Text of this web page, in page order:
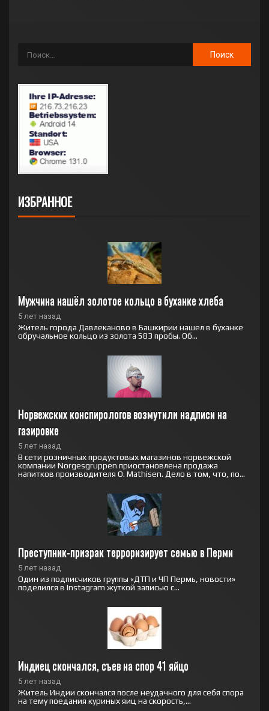
ИЗБРАННОЕ
Мужчина нашёл золотое кольцо в буханке хлеба
5 лет назад
Житель города Давлеканово в Башкирии нашел в буханке
обручальное кольцо из золота 583 пробы. Об...
Норвежских конспирологов возмутили надписи на
газировке
5 лет назад
В сети розничных продуктовых магазинов норвежской
компании Norgesgruppen приостановлена продажа
напитков производителя O. Mathisen. Дело в том, что, по...
Преступник-призрак терроризирует семью в Перми
5 лет назад
Один из подписчиков группы «ДТП и ЧП Пермь, новости»
поделился в Instagram жуткой записью с...
Индиец скончался, съев на спор 41 яйцо
5 лет назад
Житель Индии скончался после неудачного для себя спора
на тему поедания куриных яиц на скорость,...